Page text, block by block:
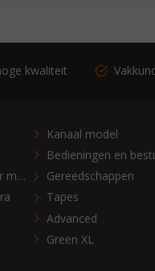
kwaliteit
Kanaal model
Condenswaterafvoer materialen
Gereedschappen
Tapes
Advanced
Green XL